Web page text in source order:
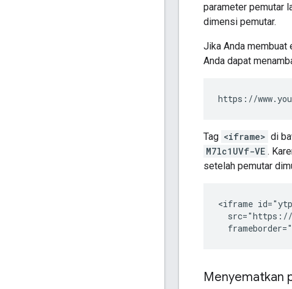
parameter pemutar
dimensi pemutar.
Jika Anda membuat
Anda dapat
https://
Tag <iframe> di
M7lc1UVf-VE .
setelah pemutar
<iframe
Menyematkan